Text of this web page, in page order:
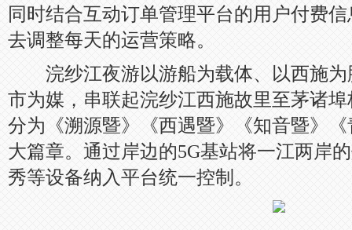
同时结合互动订单管理平台的用户付费
去调整每天的运营策略。
浣纱江夜游以游船为载体、以西施为
市为媒，串联起浣纱江西施故里至茅诸
分为《溯源暨》《西遇暨》《知音暨》
大篇章。通过岸边的5G基站将一江两岸
秀等设备纳入平台统一控制。